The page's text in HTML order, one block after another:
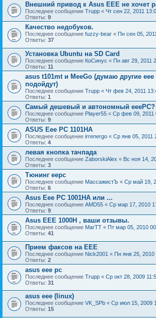
Внешний привод к Asus EEE не хочет
Последнее сообщение Trupp « Чт сен 22, 2011
Ответы: 9
Качество недобуков.
Последнее сообщение fuzzy-bear « Пн сен 05,
Ответы: 37
Установка Ubuntu на SD Card
Последнее сообщение КоСинус « Пн авг 29, 2011
Ответы: 11
asus t101mt и MeeGo (думаю другие
подойдут)
Последнее сообщение Trupp « Чт фев 24, 2011
Ответы: 1
Самый дешевый и автономный eeePC?
Последнее сообщение Player55 « Ср фев 09, 2011
Ответы: 9
ASUS Eee PC 1101HA
Последнее сообщение irrenergo « Ср янв 05, 2011
Ответы: 4
левая кнопка тачпада
Последнее сообщение ZaborskiAlex « Вс ноя 14,
Ответы: 3
Тюнинг еерс
Последнее сообщение МассажистЪ « Ср май 19,
Ответы: 6
Asus Eee PC 1001HA или ...
Последнее сообщение AMD55 « Ср мар 17, 2010
Ответы: 9
Asus EEE 1000Н , ваши отзывы.
Последнее сообщение MarTT « Пт мар 05, 2010
Ответы: 41
Прием факсов на ЕЕЕ
Последнее сообщение Nick2001 « Пн янв 25, 2010
Ответы: 2
asus eee pc
Последнее сообщение Trupp « Ср окт 28, 2009
Ответы: 31
asus eee (linux)
Последнее сообщение VK_SPb « Ср июл 15, 2009
Ответы: 15